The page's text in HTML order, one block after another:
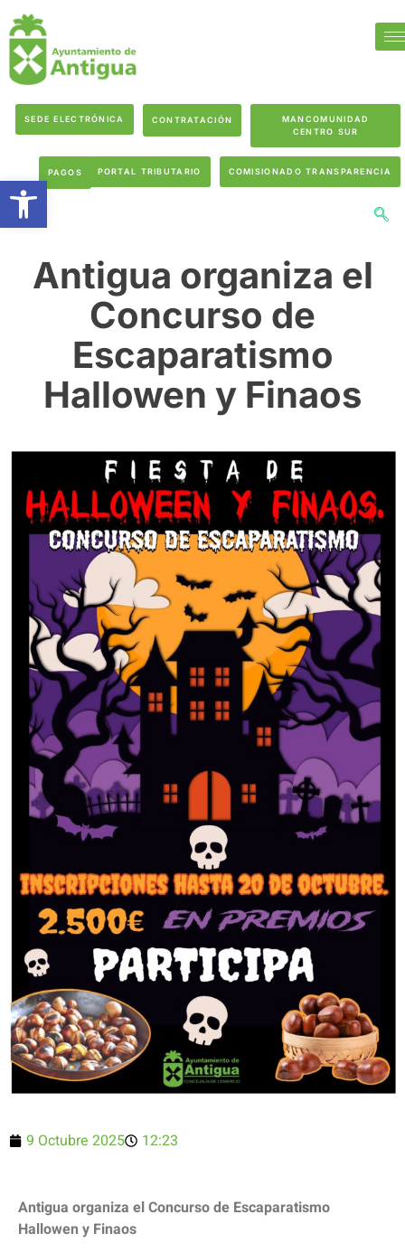
SEDE ELECTRÓNICA CONTRATACIÓN
MANCOMUNIDAD
CENTRO SUR
PAGOS PORTAL TRIBUTARIO COMISIONADO TRANSPARENCIA
Antigua organiza el
Concurso de
Escaparatismo
Hallowen y Finaos
9 Octubre 2025 12:23
Antigua organiza el Concurso de Escaparatismo
Hallowen y Finaos
Abrir barra de herramientas